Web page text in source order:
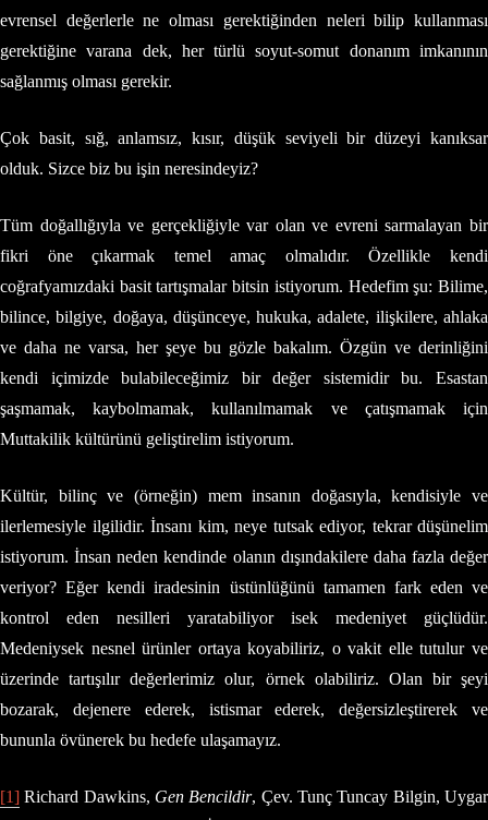
evrensel değerlerle ne olması gerektiğinden neleri bilip kullanması
gerektiğine varana dek, her türlü soyut-somut donanım imkanının
sağlanmış olması gerekir.
Çok basit, sığ, anlamsız, kısır, düşük seviyeli bir düzeyi kanıksar
olduk. Sizce biz bu işin neresindeyiz?
Tüm doğallığıyla ve gerçekliğiyle var olan ve evreni sarmalayan bir
fikri öne çıkarmak temel amaç olmalıdır. Özellikle kendi
coğrafyamızdaki basit tartışmalar bitsin istiyorum. Hedefim şu: Bilime,
bilince, bilgiye, doğaya, düşünceye, hukuka, adalete, ilişkilere, ahlaka
ve daha ne varsa, her şeye bu gözle bakalım. Özgün ve derinliğini
kendi içimizde bulabileceğimiz bir değer sistemidir bu. Esastan
şaşmamak, kaybolmamak, kullanılmamak ve çatışmamak için
Muttakilik kültürünü geliştirelim istiyorum.
Kültür, bilinç ve (örneğin) mem insanın doğasıyla, kendisiyle ve
ilerlemesiyle ilgilidir. İnsanı kim, neye tutsak ediyor, tekrar düşünelim
istiyorum. İnsan neden kendinde olanın dışındakilere daha fazla değer
veriyor? Eğer kendi iradesinin üstünlüğünü tamamen fark eden ve
kontrol eden nesilleri yaratabiliyor isek medeniyet güçlüdür.
Medeniysek nesnel ürünler ortaya koyabiliriz, o vakit elle tutulur ve
üzerinde tartışılır değerlerimiz olur, örnek olabiliriz. Olan bir şeyi
bozarak, dejenere ederek, istismar ederek, değersizleştirerek ve
bununla övünerek bu hedefe ulaşamayız.
[1] Richard Dawkins, Gen Bencildir, Çev. Tunç Tuncay Bilgin, Uygar